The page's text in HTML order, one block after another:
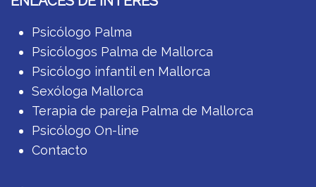
Psicólogo Palma
Psicólogos Palma de Mallorca
Psicólogo infantil en Mallorca
Sexóloga Mallorca
Terapia de pareja Palma de Mallorca
Psicólogo On-line
Contacto